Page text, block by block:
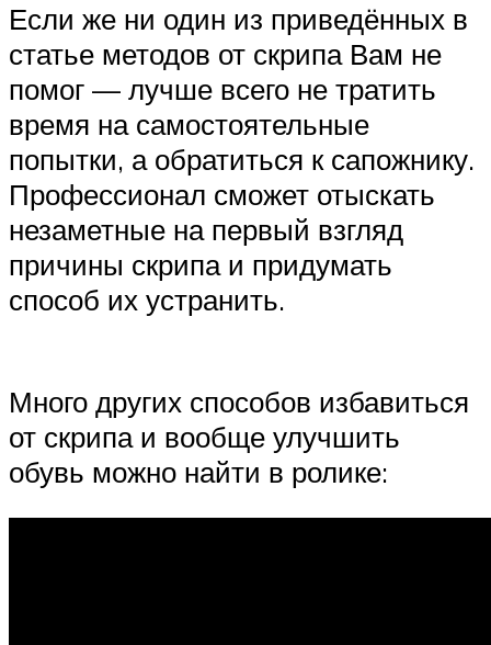
Если же ни один из приведённых в
статье методов от скрипа Вам не
помог — лучше всего не тратить
время на самостоятельные
попытки, а обратиться к сапожнику.
Профессионал сможет отыскать
незаметные на первый взгляд
причины скрипа и придумать
способ их устранить.
Много других способов избавиться
от скрипа и вообще улучшить
обувь можно найти в ролике: